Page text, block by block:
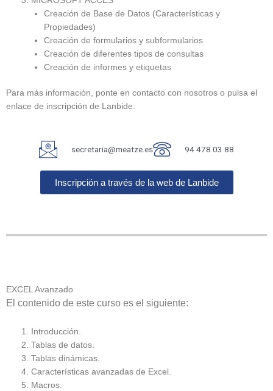
Creación de Base de Datos (Características y
Propiedades)
Creación de formularios y subformularios
Creación de diferentes tipos de consultas
Creación de informes y etiquetas
Para más información, ponte en contacto con nosotros o pulsa el
enlace de inscripción de Lanbide.
secretaria@meatze.es 94 478 03 88
Inscripción a través de la web de Lanbide
EXCEL Avanzado
El contenido de este curso es el siguiente:
Introducción.
Tablas de datos.
Tablas dinámicas.
Características avanzadas de Excel.
Macros.